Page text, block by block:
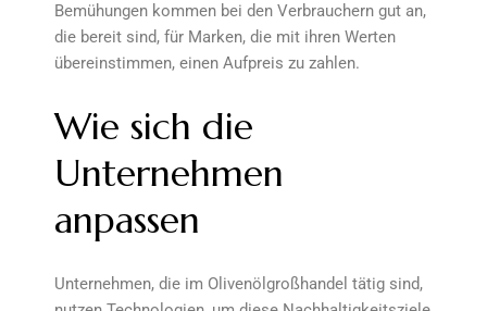
Bemühungen kommen bei den Verbrauchern gut an,
die bereit sind, für Marken, die mit ihren Werten
übereinstimmen, einen Aufpreis zu zahlen.
Wie sich die
Unternehmen
anpassen
Unternehmen, die im Olivenölgroßhandel tätig sind,